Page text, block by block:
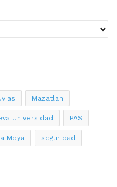
Mazatlan
Universidad PAS
Moya seguridad